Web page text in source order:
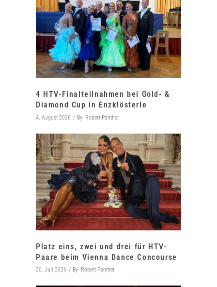
4 HTV-Finalteilnahmen bei Gold- &
Diamond Cup in Enzklösterle
4. August 2026 By Robert Panther
Platz eins, zwei und drei für HTV-
Paare beim Vienna Dance Concourse
20. Juli 2026 By Robert Panther